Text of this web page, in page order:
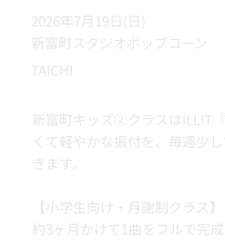
2026年7月19日(日)
新富町スタジオポップコーン
TAICHI
新富町キッズ②クラスはILLIT
くて軽やかな振付を、毎週少
きます。
【小学生向け・月謝制クラス】
約3ヶ月かけて1曲をフルで完